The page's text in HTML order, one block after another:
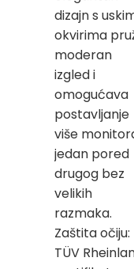
dizajn s
okvirima
moderan
izgled i
omogućava
postavljanje
više
jedan pored
drugog bez
velikih
razmaka.
Zaštita očiju:
TÜV